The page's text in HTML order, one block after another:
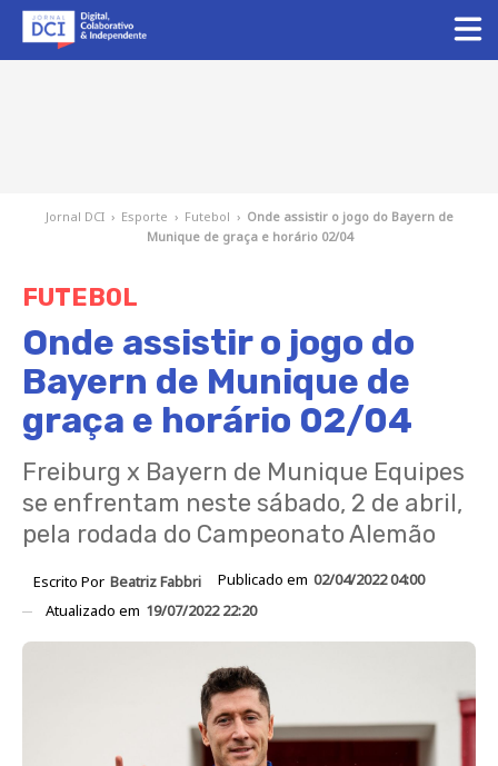
Jornal DCI › Esporte › Futebol › Onde assistir o jogo do Bayern de
Munique de graça e horário 02/04
FUTEBOL
Onde assistir o jogo do
Bayern de Munique de
graça e horário 02/04
Freiburg x Bayern de Munique Equipes
se enfrentam neste sábado, 2 de abril,
pela rodada do Campeonato Alemão
Escrito Por Beatriz Fabbri Publicado em 02/04/2022 04:00
Atualizado em 19/07/2022 22:20